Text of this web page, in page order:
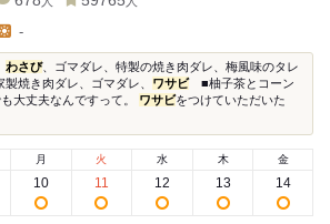
-
わさび、ゴマダレ、特製の焼き肉ダレ、梅風味のタレ
焼き肉ダレ、ゴマダレ、 ワサビ■柚子茶とコーン
大丈夫なんですって。 ワサビをつけていただいた
月
10
火
11
水
12
木
13
金
14